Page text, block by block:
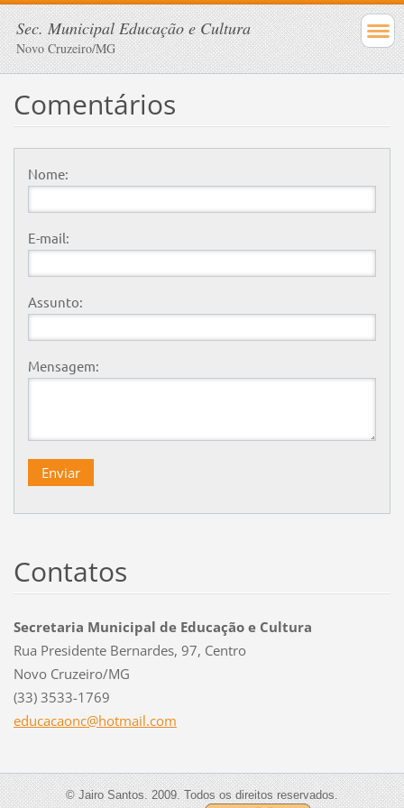
Sec. Municipal Educação e Cultura
Novo Cruzeiro/MG
Comentários
Nome:
E-mail:
Assunto:
Mensagem:
Contatos
Secretaria Municipal de Educação e Cultura
Rua Presidente Bernardes, 97, Centro
Novo Cruzeiro/MG
(33) 3533-1769
educacaonc@hotmail.com
© Jairo Santos. 2009. Todos os direitos reservados.